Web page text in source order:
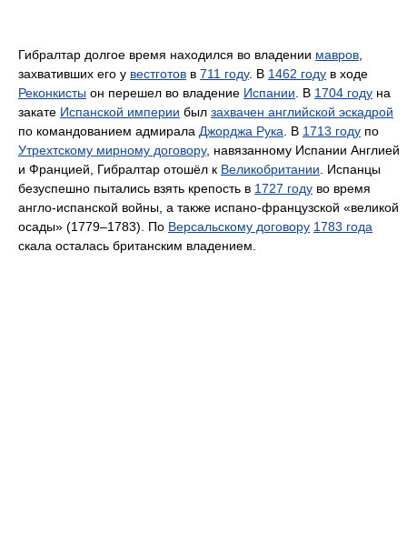
Гибралтар долгое время находился во владении мавров
захвативших его у вестготов в 711 году. В 1462 году в ходе
Реконкисты он перешел во владение Испании . В 1704 году на
закате Испанской империи был захвачен английской эскадрой
по командованием адмирала Джорджа Рука . В 1713 году по
Утрехтскому мирному договору, навязанному Испании Англией
и Францией, Гибралтар отошёл к Великобритании . Испанцы
безуспешно пытались взять крепость в 1727 году во время
англо-испанской войны, а также испано-французской «великой
осады» (1779–1783). По Версальскому договору 1783 года
скала осталась британским владением.